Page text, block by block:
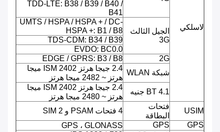
لاسلكي
TDD-LTE: B38 / B39 / B40 /
B41
الجيل الثالث
3G
UMTS / HSPA / HSPA + / DC-
HSPA +: B1 / B8
TDS-CDM: B34 / B39
EVDO: BC0.0
2G
EDGE / GPRS: B3 / B8
شبكة WLAN
2.4 جيجا هرتز ISM 2402 ميجا
هرتز ~ 2482 ميجا هرتز
BT 4.1 جنيه
2.4 جيجا هرتز ISM 2402 ميجا
هرتز ~ 2480 ميجا هرتز
USIM
فتحات
البطاقة
4 فتحات PSAM و 2 SIM
GPS
GPS
GPS ، GLONASS